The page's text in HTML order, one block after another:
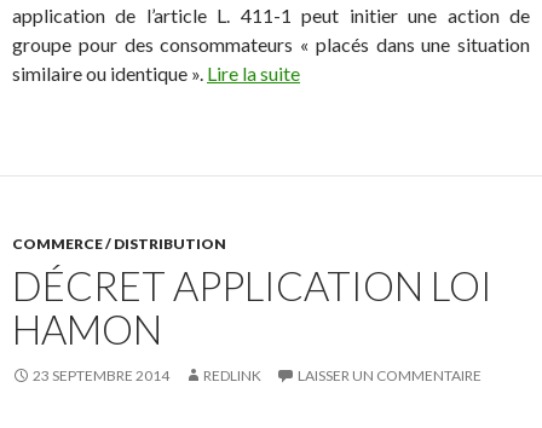
application de l’article L. 411-1 peut initier une action de
groupe pour des consommateurs « placés dans une situation
similaire ou identique ». Lire la suite
COMMERCE / DISTRIBUTION
DÉCRET APPLICATION LOI
HAMON
23 SEPTEMBRE 2014 REDLINK LAISSER UN COMMENTAIRE